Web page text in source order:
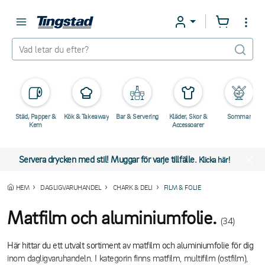
Städ, Papper &
Kem
Kök & Takeaway Bar & Servering
Kläder, Skor &
Accessoarer
Sommar
Servera drycken med stil! Muggar för varje tillfälle. Klicka här!
HEM DAGLIGVARUHANDEL CHARK & DELI FILM & FOLIE
Matfilm och aluminiumfolie. (34)
Här hittar du ett utvalt sortiment av matfilm och aluminiumfolie för dig
inom dagligvaruhandeln. I kategorin finns matfilm, multifilm (ostfilm),